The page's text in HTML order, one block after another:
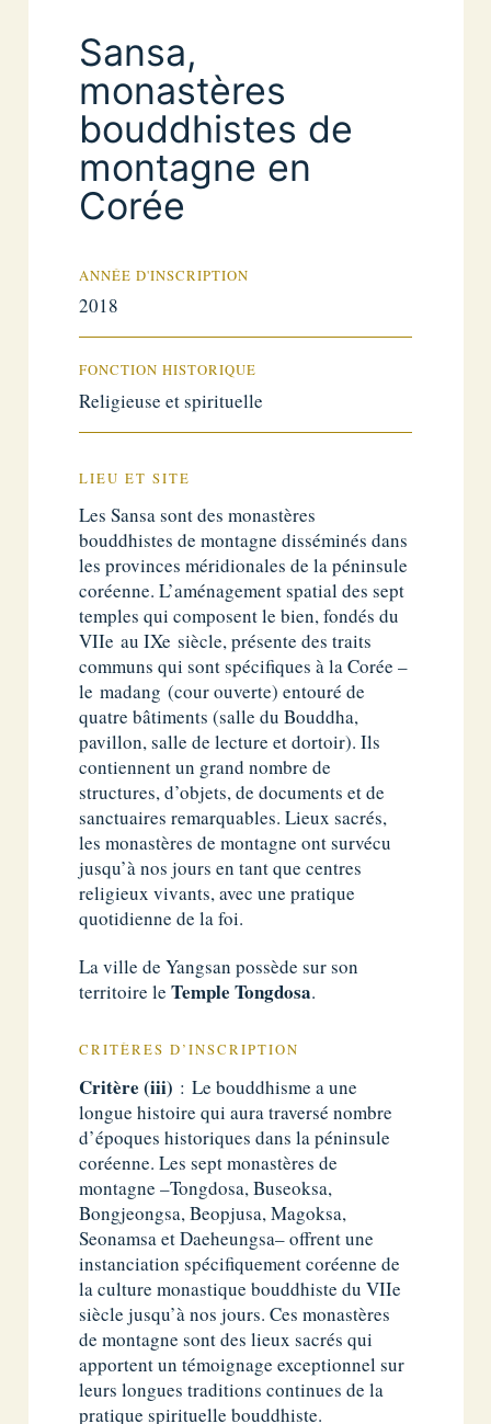
Sansa,
monastères
bouddhistes de
montagne en
Corée
ANNÉE D'INSCRIPTION
2018
FONCTION HISTORIQUE
Religieuse et spirituelle
LIEU ET SITE
Les Sansa sont des monastères
bouddhistes de montagne disséminés dans
les provinces méridionales de la péninsule
coréenne. L’aménagement spatial des sept
temples qui composent le bien, fondés du
VIIe au IXe siècle, présente des traits
communs qui sont spécifiques à la Corée –
le madang (cour ouverte) entouré de
quatre bâtiments (salle du Bouddha,
pavillon, salle de lecture et dortoir). Ils
contiennent un grand nombre de
structures, d’objets, de documents et de
sanctuaires remarquables. Lieux sacrés,
les monastères de montagne ont survécu
jusqu’à nos jours en tant que centres
religieux vivants, avec une pratique
quotidienne de la foi.
La ville de Yangsan possède sur son
territoire leTemple Tongdosa.
CRITÈRES D’INSCRIPTION
Critère (iii) : Le bouddhisme a une
longue histoire qui aura traversé nombre
d’époques historiques dans la péninsule
coréenne. Les sept monastères de
montagne –Tongdosa, Buseoksa,
Bongjeongsa, Beopjusa, Magoksa,
Seonamsa et Daeheungsa– offrent une
instanciation spécifiquement coréenne de
la culture monastique bouddhiste du VIIe
siècle jusqu’à nos jours. Ces monastères
de montagne sont des lieux sacrés qui
apportent un témoignage exceptionnel sur
leurs longues traditions continues de la
pratique spirituelle bouddhiste.